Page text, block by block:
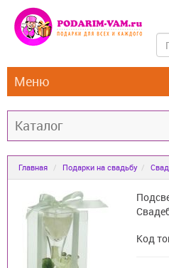
Меню
Каталог
Главная Подарки на свадьбу
Код